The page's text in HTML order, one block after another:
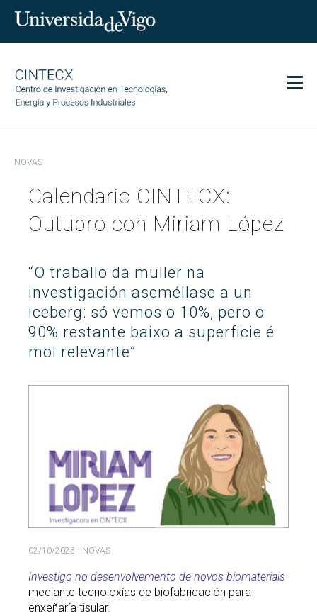
Investigación
Transferencia
Servizos
Comunicación
Igualdade
ES EN Search
Buscar
por:
BUSCAR
Twitter
NOVAS
Calendario CINTECX:
Outubro con Miriam López
“O traballo da muller na
investigación aseméllase a un
iceberg: só vemos o 10%, pero o
90% restante baixo a superficie é
moi relevante”
02/10/2025 | NOVAS
Investigo no desenvolvemento de novos biomateriais
mediante tecnoloxías de biofabricación para
enxeñaría tisular.